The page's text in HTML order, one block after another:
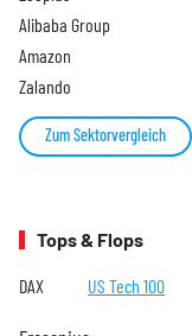
Alibaba Group
Amazon
Zalando
Zum Sektorvergleich
Tops & Flops
DAX US Tech 100